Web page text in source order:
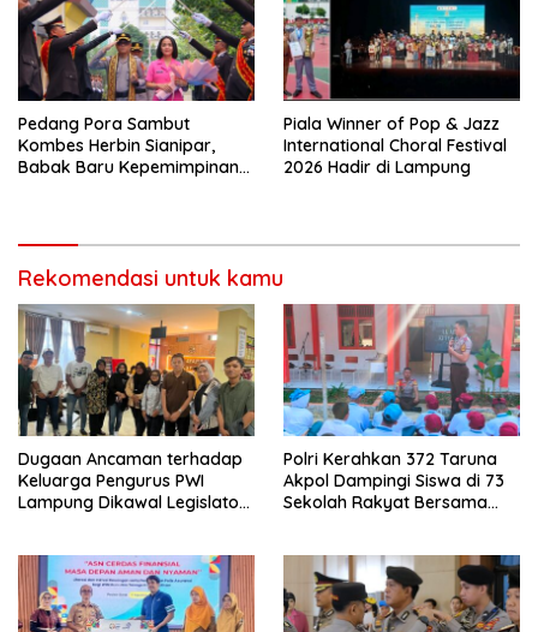
Pedang Pora Sambut
Kombes Herbin Sianipar,
Babak Baru Kepemimpinan
Piala Winner of Pop & Jazz
International Choral Festival
2026 Hadir di Lampung
Rekomendasi untuk kamu
Dugaan Ancaman terhadap
Keluarga Pengurus PWI
Lampung Dikawal Legislator
Polri Kerahkan 372 Taruna
Akpol Dampingi Siswa di 73
Sekolah Rakyat Bersama